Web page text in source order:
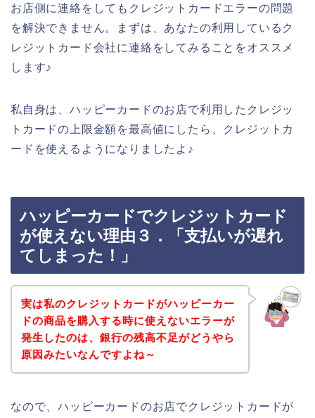
お店側に連絡をしてもクレジットカードエラーの問題
を解決できません。まずは、あなたの利用しているク
レジットカード会社に連絡をしてみることをオススメ
します♪
私自身は、ハッピーカードのお店で利用したクレジッ
トカードの上限金額を最高値にしたら、クレジットカ
ードを使えるようになりましたよ♪
ハッピーカードでクレジットカード
が使えない理由３．「支払いが遅れ
てしまった！」
実は私のクレジットカードがハッピーカー
ドの商品を購入する時に使えないエラーが
発生したのは、銀行の残高不足がどうやら
原因みたいなんですよね～
なので、ハッピーカードのお店でクレジットカードが